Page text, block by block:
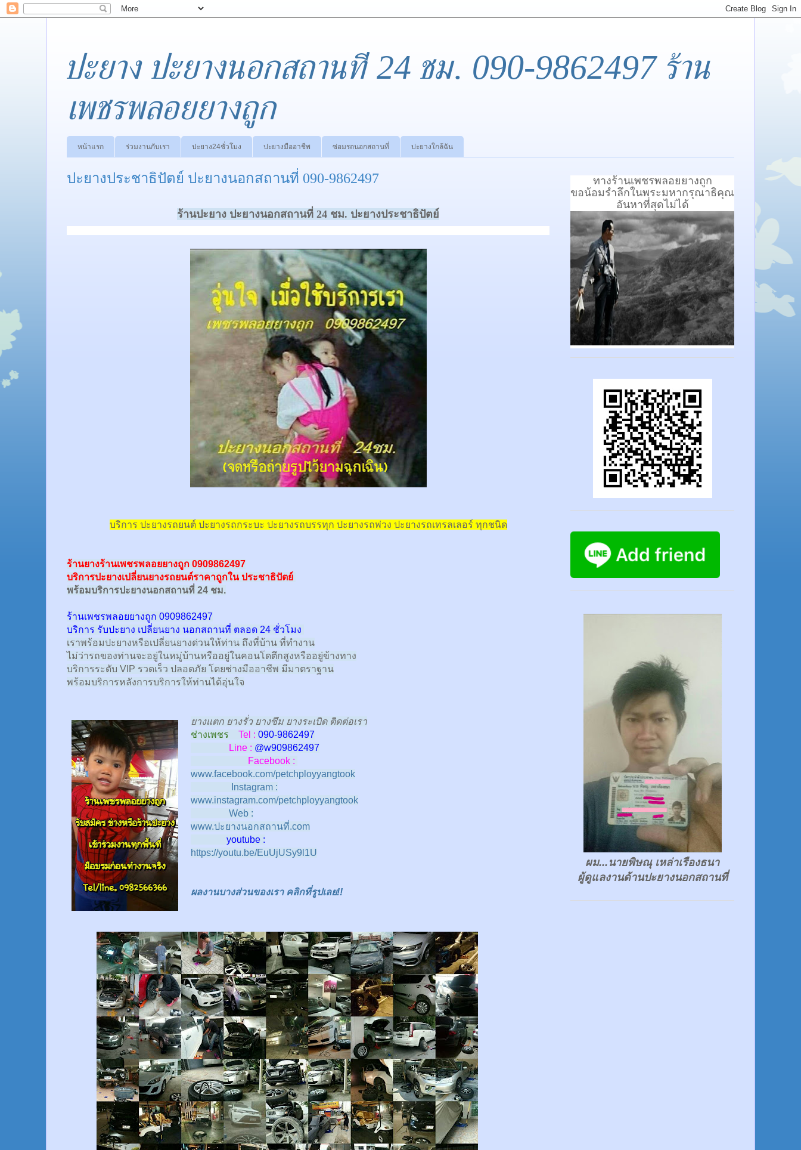
ปะยาง ปะยางนอกสถานที่ 24 ชม. 090-9862497 ร้าน
เพชรพลอยยางถูก
หน้าแรก ร่วมงานกับเรา ปะยาง24ชั่วโมง ปะยางมืออาชีพ ซ่อมรถนอกสถานที่ ปะยางใกล้ฉัน
ปะยางประชาธิปัตย์ ปะยางนอกสถานที่ 090-9862497
ร้านปะยาง ปะยางนอกสถานที่ 24 ชม. ปะยางประชาธิปัตย์
บริการ ปะยางรถยนต์ ปะยางรถกระบะ ปะยางรถบรรทุก ปะยางรถพ่วง ปะยางรถเทรลเลอร์ ทุกชนิด
ร้านยางร้านเพชรพลอยยางถูก 0909862497
บริการปะยางเปลี่ยนยางรถยนต์ราคาถูกใน ประชาธิปัตย์
พร้อมบริการปะยางนอกสถานที่ 24 ชม.
ร้านเพชรพลอยยางถูก 0909862497
บริการ รับปะยาง เปลี่ยนยาง นอกสถานที่ ตลอด 24 ชั่วโมง
เราพร้อมปะยางหรือเปลี่ยนยางด่วนให้ท่าน ถึงที่บ้าน ที่ทำงาน
ไม่ว่ารถของท่านจะอยู่ในหมู่บ้านหรืออยู่ในคอนโดตึกสูงหรืออยู่ข้างทาง
บริการระดับ VIP รวดเร็ว ปลอดภัย โดยช่างมืออาชีพ มีมาตราฐาน
พร้อมบริการหลังการบริการให้ท่านได้อุ่นใจ
ยางแตก ยางรั่ว ยางซึม ยางระเบิด ติดต่อเรา
ช่างเพชร
Tel : 090-9862497
Line : @w909862497
Facebook :
www.facebook.com/petchployyangtook
Instagram :
www.instagram.com/petchployyangtook
Web :
www.ปะยางนอกสถานที่.com
youtube :
https://youtu.be/EuUjUSy9l1U
ผลงานบางส่วนของเรา คลิกที่รูปเลย!!
ทางร้านเพชรพลอยยางถูก
ขอน้อมรำลึกในพระมหากรุณาธิคุณ
อันหาที่สุดไม่ได้
ผม...นายพิษณุ เหล่าเรืองธนา
ผู้ดูแลงานด้านปะยางนอกสถานที่